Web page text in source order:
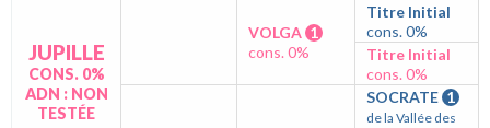
JUPILLE
CONS. 0%
ADN : NON
TESTÉE
VOLGA 1
cons. 0%
Titre Initial
cons. 0%
Titre Initial
cons. 0%
SOCRATE 1
de la Vallée des